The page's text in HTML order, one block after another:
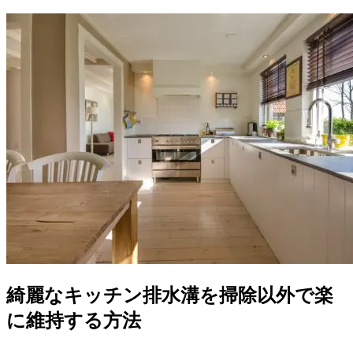
綺麗なキッチン排水溝を掃除以外で楽
に維持する方法